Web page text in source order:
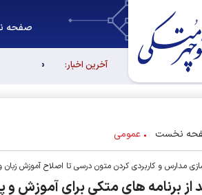
صفحه
آخرین اخبار: مجلس
نخست عمومی
مدارس و کاربردی کردن متون درسی تا اصلاح آموزش زبان و